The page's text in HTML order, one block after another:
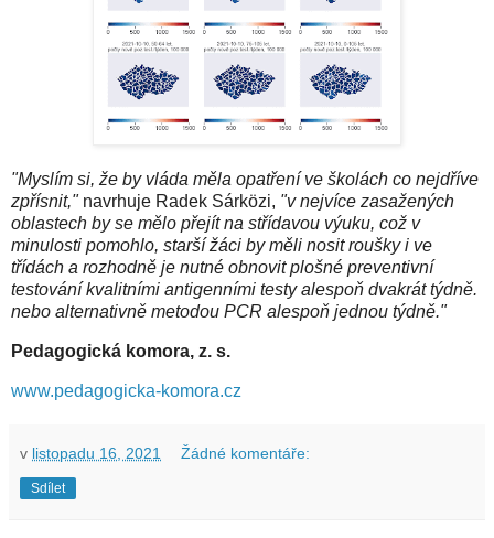
"Myslím si, že by vláda měla opatření ve školách co nejdříve
zpřísnit,"navrhuje Radek Sárközi, "v nejvíce zasažených
oblastech by se mělo přejít na střídavou výuku, což v
minulosti pomohlo, starší žáci by měli nosit roušky i ve
třídách a rozhodně je nutné obnovit plošné preventivní
testování kvalitními antigenními testy alespoň dvakrát týdně.
nebo alternativně metodou PCR alespoň jednou týdně."
Pedagogická komora, z. s.
www.pedagogicka-komora.cz
v listopadu 16, 2021 Žádné komentáře:
Sdílet